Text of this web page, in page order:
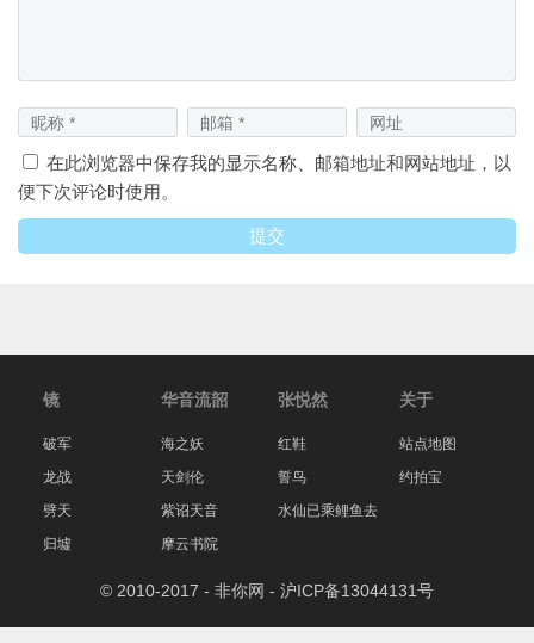
在此浏览器中保存我的显示名称、邮箱地址和网站地址，以
便下次评论时使用。
镜
破军
龙战
劈天
归墟
华音流韶
海之妖
天剑伦
紫诏天音
摩云书院
张悦然
红鞋
誓鸟
水仙已乘鲤鱼去
关于
站点地图
约拍宝
© 2010-2017 - 非你网 - 沪ICP备13044131号